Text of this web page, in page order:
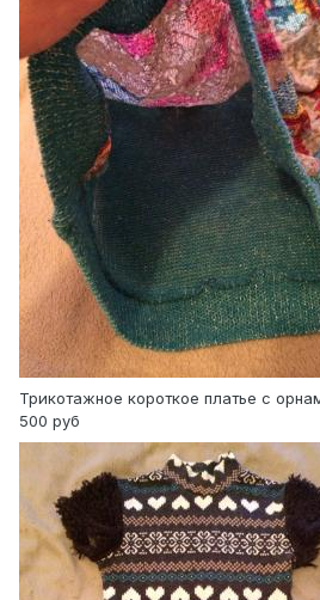
Трикотажное короткое платье с
500 руб